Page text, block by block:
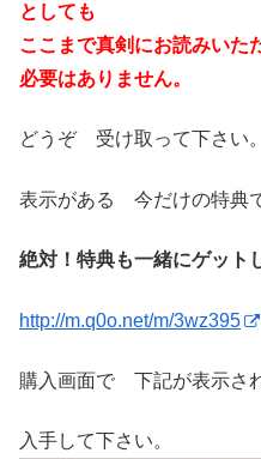
としても
ここまで真剣にお読みい
必要はありません。
どうぞ 受け取って下さい。
表示がある 今だけの特典
絶対！特典も一緒にゲット
http://m.q0o.net/m/3wz395
購入画面で 下記が表示さ
入手して下さい。